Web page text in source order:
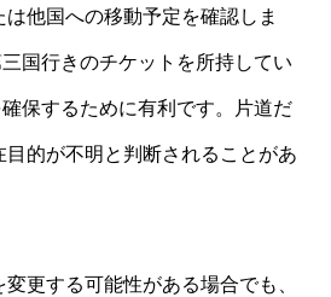
他国への移動予定を確認しま
国行きのチケットを所持してい
保するために有利です。片道だ
的が不明と判断されることがあ
更する可能性がある場合でも、